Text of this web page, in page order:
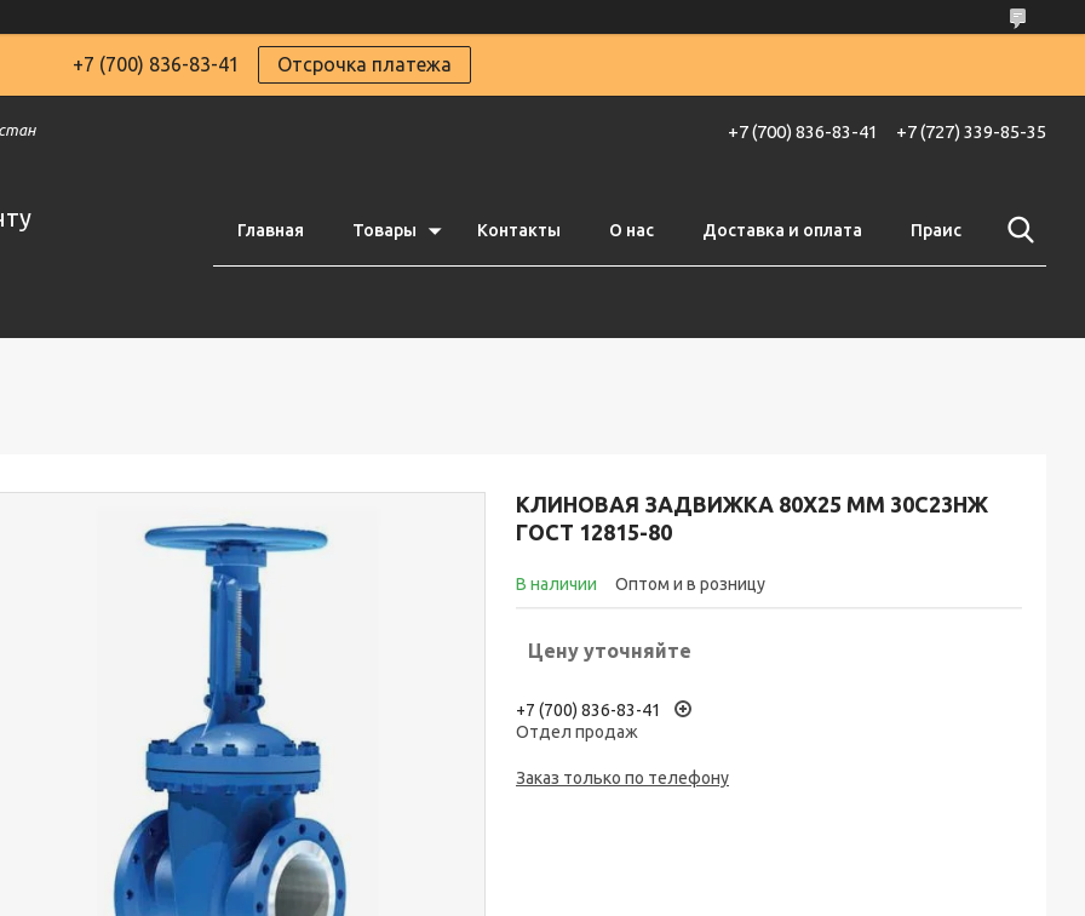
+7 (700) 836-83-41 Отсрочка платежа
+7 (700) 836-83-41 +7 (727) 339-85-35
Главная Товары Контакты О нас Доставка и оплата Праис
КЛИНОВАЯ ЗАДВИЖКА 80X25 ММ 30С23НЖ
ГОСТ 12815-80
В наличии Оптом и в розницу
Цену уточняйте
+7 (700) 836-83-41
Отдел продаж
Заказ только по телефону